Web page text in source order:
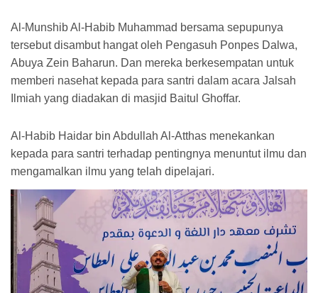
Al-Munshib Al-Habib Muhammad bersama sepupunya
tersebut disambut hangat oleh Pengasuh Ponpes Dalwa,
Abuya Zein Baharun. Dan mereka berkesempatan untuk
memberi nasehat kepada para santri dalam acara Jalsah
Ilmiah yang diadakan di masjid Baitul Ghoffar.
Al-Habib Haidar bin Abdullah Al-Atthas menekankan
kepada para santri terhadap pentingnya menuntut ilmu dan
mengamalkan ilmu yang telah dipelajari.